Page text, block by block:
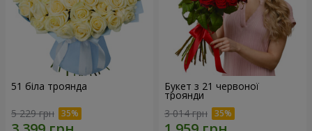
51 біла троянда
5 229 грн
Букет з 21 червоної
троянди
3 014 грн